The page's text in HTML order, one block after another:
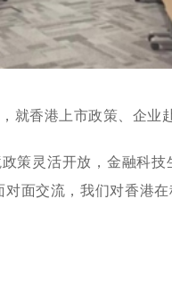
就香港上市政策、企业
策灵活开放，金融科
面交流，我们对香港